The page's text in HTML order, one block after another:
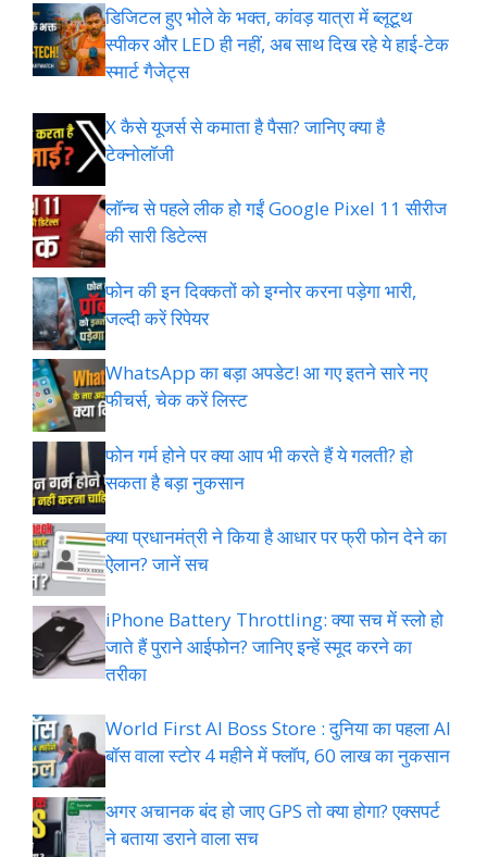
डिजिटल हुए भोले के भक्त, कांवड़ यात्रा में ब्लूटूथ
स्पीकर और LED ही नहीं, अब साथ दिख रहे ये हाई-टेक
स्मार्ट गैजेट्स
X कैसे यूजर्स से कमाता है पैसा? जानिए क्या है
टेक्नोलॉजी
लॉन्च से पहले लीक हो गईं Google Pixel 11 सीरीज
की सारी डिटेल्स
फोन की इन दिक्कतों को इग्नोर करना पड़ेगा भारी,
जल्दी करें रिपेयर
WhatsApp का बड़ा अपडेट! आ गए इतने सारे नए
फीचर्स, चेक करें लिस्ट
फोन गर्म होने पर क्या आप भी करते हैं ये गलती? हो
सकता है बड़ा नुकसान
क्या प्रधानमंत्री ने किया है आधार पर फ्री फोन देने का
ऐलान? जानें सच
iPhone Battery Throttling: क्या सच में स्लो हो
जाते हैं पुराने आईफोन? जानिए इन्हें स्मूद करने का
तरीका
World First AI Boss Store : दुनिया का पहला AI
बॉस वाला स्टोर 4 महीने में फ्लॉप, 60 लाख का नुकसान
अगर अचानक बंद हो जाए GPS तो क्या होगा? एक्सपर्ट
ने बताया डराने वाला सच